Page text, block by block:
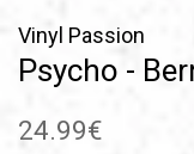
Vinyl Passion
Psycho -
Prix
24.99€